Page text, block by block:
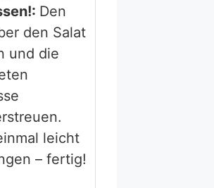
Den
den Salat
und die
leicht
– fertig!